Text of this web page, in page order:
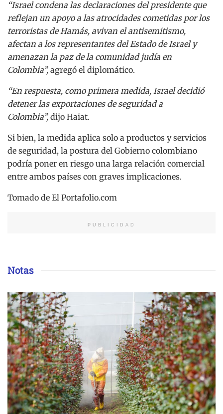
“Israel condena las declaraciones del presidente que
reflejan un apoyo a las atrocidades cometidas por los
terroristas de Hamás, avivan el antisemitismo,
afectan a los representantes del Estado de Israel y
amenazan la paz de la comunidad judía en
Colombia”, agregó el diplomático.
“En respuesta, como primera medida, Israel decidió
detener las exportaciones de seguridad a
Colombia”, dijo Haiat.
Si bien, la medida aplica solo a productos y servicios
de seguridad, la postura del Gobierno colombiano
podría poner en riesgo una larga relación comercial
entre ambos países con graves implicaciones.
Tomado de El Portafolio.com
PUBLICIDAD
Notas